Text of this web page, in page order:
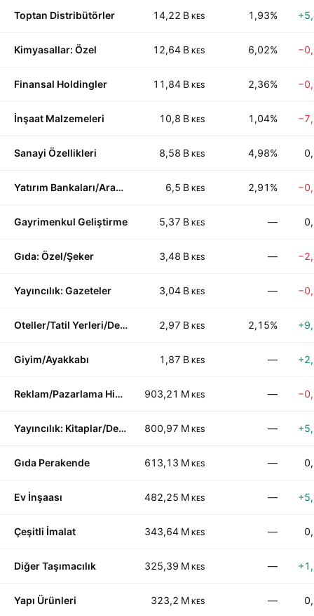
Toptan Distribütörler 14,22 B KES 1,93%
Kimyasallar: Özel 12,64 B KES 6,02%
Finansal Holdingler 11,84 B KES 2,36%
İnşaat Malzemeleri 10,8 B KES 1,04%
Sanayi Özellikleri 8,58 B KES 4,98%
Yatırım Bankaları/Aracı Kurumlar 6,5 B KES 2,91%
Gayrimenkul Geliştirme 5,37 B KES —
Gıda: Özel/Şeker 3,48 B KES —
Yayıncılık: Gazeteler 3,04 B KES —
Oteller/Tatil Yerleri/Deniz Hatları 2,97 B KES 2,15%
Giyim/Ayakkabı 1,87 B KES —
Reklam/Pazarlama Hizmetleri 903,21 M KES —
Yayıncılık: Kitaplar/Dergiler 800,97 M KES —
Gıda Perakende 613,13 M KES —
Ev İnşaası 482,25 M KES —
Çeşitli İmalat 343,64 M KES —
Diğer Taşımacılık 325,39 M KES —
Yapı Ürünleri 323,2 M KES —